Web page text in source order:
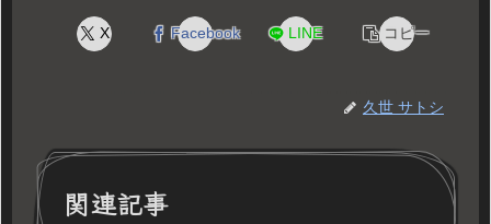
X Facebook LINE コピー
久世 サトシ
関連記事